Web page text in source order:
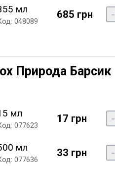
мл
048089
685 грн -
Природа Барсик
мл
077623
17 грн -
мл
077636
33 грн -